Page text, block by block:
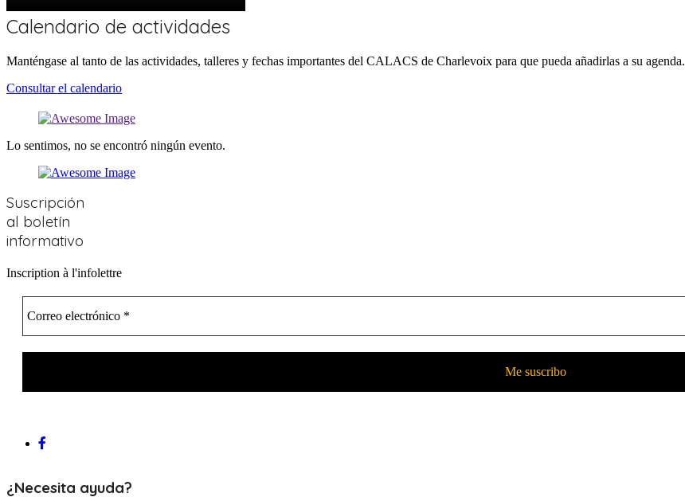
Calendario de actividades
Manténgase al tanto de las actividades, talleres y fechas importantes del CALACS de Charlevoix para que pueda añadirlas a su agenda.
Consultar el calendario
Suscripción
al boletín
informativo
Inscription à l'infolettre
¿Necesita ayuda?